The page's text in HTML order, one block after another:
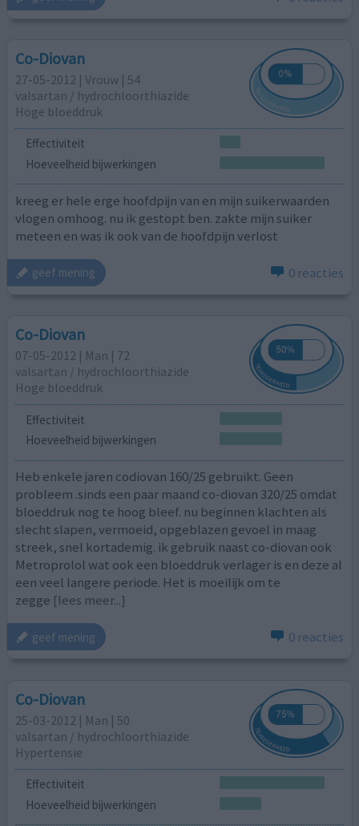
Co-Diovan
27-05-2012 | Vrouw | 54
valsartan / hydrochloorthiazide
Hoge bloeddruk
Effectiviteit
Hoeveelheid bijwerkingen
kreeg er hele erge hoofdpijn van en mijn suikerwaarden
vlogen omhoog. nu ik gestopt ben. zakte mijn suiker
meteen en was ik ook van de hoofdpijn verlost
geef mening 0 reacties
Co-Diovan
07-05-2012 | Man | 72
valsartan / hydrochloorthiazide
Hoge bloeddruk
Effectiviteit
Hoeveelheid bijwerkingen
Heb enkele jaren codiovan 160/25 gebruikt. Geen
probleem .sinds een paar maand co-diovan 320/25 omdat
bloeddruk nog te hoog bleef. nu beginnen klachten als
slecht slapen, vermoeid, opgeblazen gevoel in maag
streek, snel kortademig. ik gebruik naast co-diovan ook
Metroprolol wat ook een bloeddruk verlager is en deze al
een veel langere periode. Het is moeilijk om te
zegge [lees meer...]
geef mening 0 reacties
Co-Diovan
25-03-2012 | Man | 50
valsartan / hydrochloorthiazide
Hypertensie
Effectiviteit
Hoeveelheid bijwerkingen